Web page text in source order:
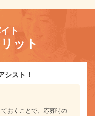
ト
ット
シスト！
おくことで、応募時の